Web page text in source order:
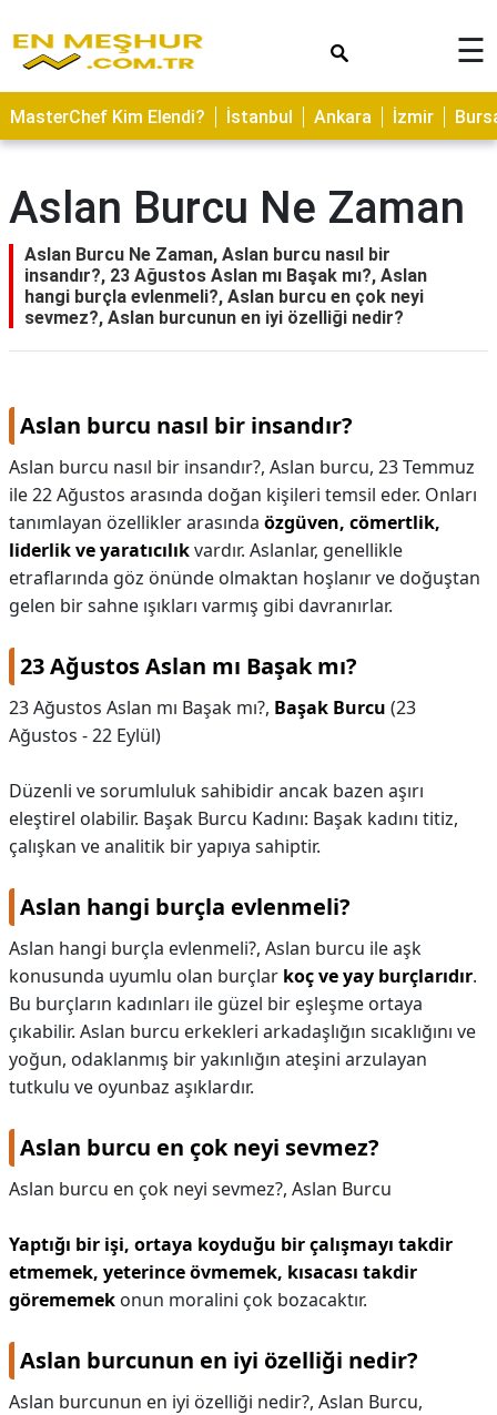
ASTROLOJİ
SAĞLIK
TARİFLERİ
GEZİLECEK
YERLER
CİLT
KAMP
HAMİLELİK
KAPLICALAR
İLETİŞİM
☰
MasterChef Kim Elendi? İstanbul Ankara İzmir
Aslan Burcu Ne Zaman
Aslan Burcu Ne Zaman, Aslan burcu nasıl bir
insandır?, 23 Ağustos Aslan mı Başak mı?, Aslan
hangi burçla evlenmeli?, Aslan burcu en çok neyi
sevmez?, Aslan burcunun en iyi özelliği nedir?
Aslan burcu nasıl bir insandır?
Aslan burcu nasıl bir insandır?, Aslan burcu, 23 Temmuz
ile 22 Ağustos arasında doğan kişileri temsil eder. Onları
tanımlayan özellikler arasında özgüven, cömertlik,
liderlik ve yaratıcılıkvardır. Aslanlar, genellikle
etraflarında göz önünde olmaktan hoşlanır ve doğuştan
gelen bir sahne ışıkları varmış gibi davranırlar.
23 Ağustos Aslan mı Başak mı?
23 Ağustos Aslan mı Başak mı?, Başak Burcu (23
Ağustos - 22 Eylül)
Düzenli ve sorumluluk sahibidir ancak bazen aşırı
eleştirel olabilir. Başak Burcu Kadını: Başak kadını titiz,
çalışkan ve analitik bir yapıya sahiptir.
Aslan hangi burçla evlenmeli?
Aslan hangi burçla evlenmeli?, Aslan burcu ile aşk
konusunda uyumlu olan burçlar koç ve yay burçlarıdır.
Bu burçların kadınları ile güzel bir eşleşme ortaya
çıkabilir. Aslan burcu erkekleri arkadaşlığın sıcaklığını ve
yoğun, odaklanmış bir yakınlığın ateşini arzulayan
tutkulu ve oyunbaz aşıklardır.
Aslan burcu en çok neyi sevmez?
Aslan burcu en çok neyi sevmez?, Aslan Burcu
Yaptığı bir işi, ortaya koyduğu bir çalışmayı takdir
etmemek, yeterince övmemek, kısacası takdir
görememek onun moralini çok bozacaktır.
Aslan burcunun en iyi özelliği nedir?
Aslan burcunun en iyi özelliği nedir?, Aslan Burcu,